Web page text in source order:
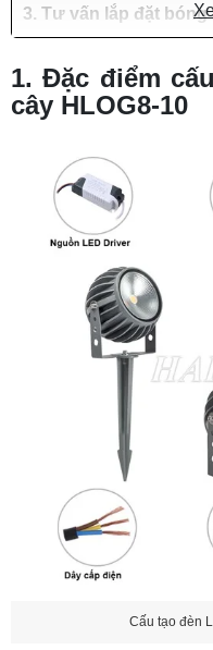
3. Tư vấn lắp đặt bóng
1. Đặc điểm
cây HLOG8-10
Cấu tạo đèn